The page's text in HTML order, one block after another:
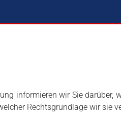
informieren wir Sie darüber,
Rechtsgrundlage wir sie